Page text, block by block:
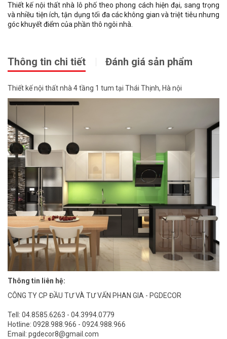
Thiết kế nội thất nhà lô phố theo phong cách hiện đại, sang trọng
và nhiều tiện ích, tận dụng tối đa các không gian và triệt tiêu nhưng
góc khuyết điểm của phần thô ngôi nhà.
Thông tin chi tiết Đánh giá sản phẩm
Thiết kế nội thất nhà 4 tầng 1 tum tại Thái Thịnh, Hà nội
Thông tin liên hệ:
CÔNG TY CP ĐẦU TƯ VÀ TƯ VẤN PHAN GIA - PGDECOR
Tell: 04.8585.6263 - 04.3994.0779
Hotline: 0928.988.966 - 0924.988.966
Email: pgdecor8@gmail.com